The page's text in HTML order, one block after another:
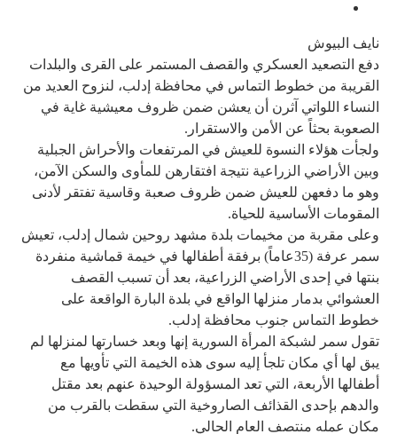
نايف البيوش
دفع التصعيد العسكري والقصف المستمر على القرى والبلدات
القريبة من خطوط التماس في محافظة إدلب، لنزوح العديد من
النساء اللواتي آثرن أن يعشن ضمن ظروف معيشية غاية في
الصعوبة بحثاً عن الأمن والاستقرار.
ولجأت هؤلاء النسوة للعيش في المرتفعات والأحراش الجبلية
وبين الأراضي الزراعية نتيجة افتقارهن للمأوى والسكن الآمن،
وهو ما دفعهن للعيش ضمن ظروف صعبة وقاسية تفتقر لأدنى
المقومات الأساسية للحياة.
وعلى مقربة من مخيمات بلدة مشهد روحين شمال إدلب، تعيش
سمر عرفة (35عاماً) برفقة أطفالها في خيمة قماشية منفردة
بنتها في إحدى الأراضي الزراعية، بعد أن تسبب القصف
العشوائي بدمار منزلها الواقع في بلدة البارة الواقعة على
خطوط التماس جنوب محافظة إدلب.
تقول سمر لشبكة المرأة السورية إنها وبعد خسارتها لمنزلها لم
يبق لها أي مكان تلجأ إليه سوى هذه الخيمة التي تأويها مع
أطفالها الأربعة، التي تعد المسؤولة الوحيدة عنهم بعد مقتل
والدهم بإحدى القذائف الصاروخية التي سقطت بالقرب من
مكان عمله منتصف العام الحالي.